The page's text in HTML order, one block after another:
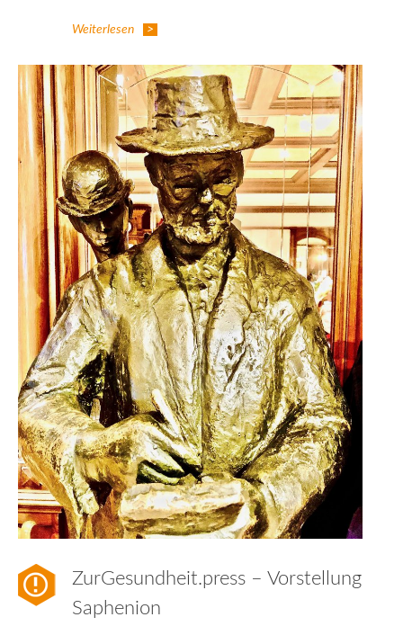
Weiterlesen
ZurGesundheit.press – Vorstellung
Saphenion